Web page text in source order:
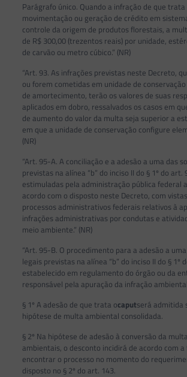
Parágrafo único. Quando a infração de que trata
movimentação ou geração de crédito em
controle da origem de produtos florestais, a
de R$ 300,00 (trezentos reais) por unidade,
de carvão ou metro cúbico.” (NR)
“Art. 93. As infrações previstas neste Decreto,
ou forem cometidas em unidade de
de amortecimento, terão os valores de suas
aplicados em dobro, ressalvados os casos em
de aumento do valor da multa seja superior a
em que a unidade de conservação configure
(NR)
“Art. 95-A. A conciliação e a adesão a uma das
previstas na alínea “b” do inciso II do § 1º do art.
estimuladas pela administração pública federal
acordo com o disposto neste Decreto, com
processos administrativos federais relativos à
infrações administrativas por condutas e
meio ambiente.” (NR)
“Art. 95-B. O procedimento para a adesão a
legais previstas na alínea “b” do inciso II do § 1º
estabelecido em regulamento do órgão ou da
responsável pela apuração da infração
§ 1º A adesão de que trata ocaputserá admitida
hipótese de multa ambiental consolidada.
§ 2º Na hipótese de adesão à conversão da
ambientais, o desconto incidirá de acordo com a
encontrar o processo no momento do
disposto no § 2º do art. 143.